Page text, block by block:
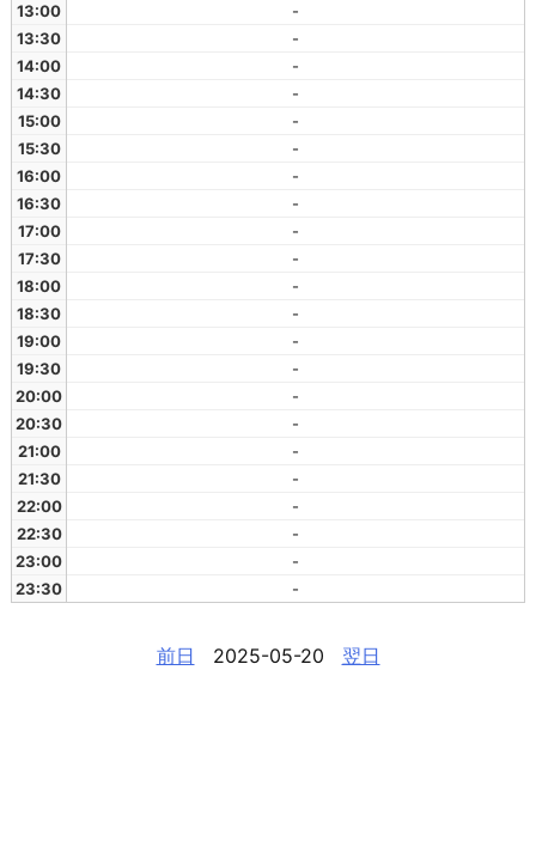
13:00
-
13:30
-
14:00
-
14:30
-
15:00
-
15:30
-
16:00
-
16:30
-
17:00
-
17:30
-
18:00
-
18:30
-
19:00
-
19:30
-
20:00
-
20:30
-
21:00
-
21:30
-
22:00
-
22:30
-
23:00
-
23:30
-
前日 2025-05-20 翌日